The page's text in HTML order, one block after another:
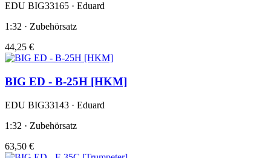
EDU BIG33165 · Eduard
1:32 · Zubehörsatz
44,25 €
BIG ED - B-25H [HKM]
EDU BIG33143 · Eduard
1:32 · Zubehörsatz
63,50 €